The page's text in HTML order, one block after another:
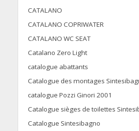
CATALANO
CATALANO COPRIWATER
CATALANO WC SEAT
Catalano Zero Light
catalogue abattants
Catalogue des montages
catalogue Pozzi Ginori 2001
Catalogue sièges de toilettes
Catalogue Sintesibagno